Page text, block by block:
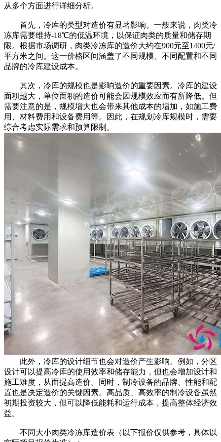
从多个方面进行详细分析。
首先，冷库的类型对造价有显著影响。一般来说，肉类冷
冻库需要维持-18℃的低温环境，以保证肉类的质量和储存期
限。根据市场调研，肉类冷冻库的造价大约在900元至1400元/
平方米之间。这一价格区间涵盖了不同规模、不同配置和不同
品牌的冷库建设成本。
其次，冷库的规模也是影响造价的重要因素。冷库的建设
面积越大，单位面积的造价可能会因规模效应而有所降低。但
需要注意的是，规模增大也会带来其他成本的增加，如施工费
用、材料费用和设备费用等。因此，在规划冷库规模时，需要
综合考虑实际需求和预算限制。
此外，冷库的设计细节也会对造价产生影响。例如，分区
设计可以提高冷库的使用效率和储存能力，但也会增加设计和
施工难度，从而提高造价。同时，制冷设备的品牌、性能和配
置也是决定造价的关键因素。高品质、高效率的制冷设备虽然
初期投资较大，但可以降低能耗和运行成本，提高整体经济效
益。
不同大小肉类冷冻库造价表（以下报价仅供参考，具体以